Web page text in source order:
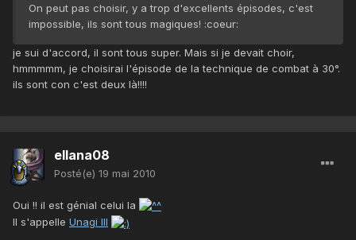
On peut pas choisir, y a trop d'excellents épisodes, c'est
impossible, ils sont tous magiques! :coeur:
je sui d'accord, il sont tous super. Mais si je devait choir,
hmmmmm, je choisirai l'épisode de la technique de combat à 30°.
ils sont con c'est deux là!!!!
ellana08
Posté(e) 19 mai 2010
Oui !! il est génial celui la
Il s'appelle Unagi III